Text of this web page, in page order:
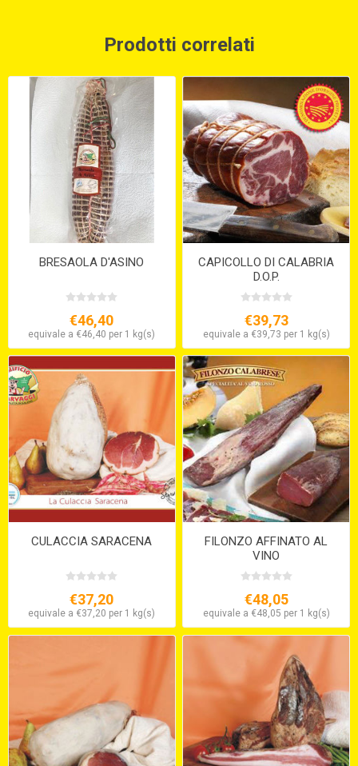
Prodotti correlati
BRESAOLA D'ASINO
€46,40
equivale a €46,40 per 1 kg(s)
CAPICOLLO DI CALABRIA
D.O.P.
€39,73
equivale a €39,73 per 1 kg(s)
CULACCIA SARACENA
€37,20
equivale a €37,20 per 1 kg(s)
FILONZO AFFINATO AL
VINO
€48,05
equivale a €48,05 per 1 kg(s)